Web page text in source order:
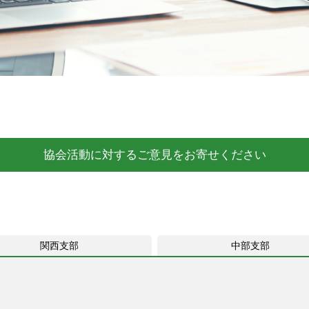
協会活動に対するご意見をお寄せください
関西支部 中部支部